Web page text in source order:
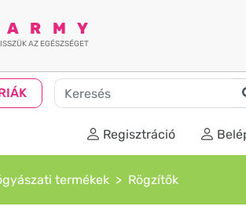
AZ EGÉSZSÉGET
Regisztráció
termékek Rögzítők